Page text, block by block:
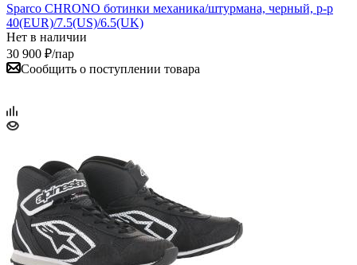
Sparco CHRONO ботинки механика/штурмана, черный, р-р
40(EUR)/7.5(US)/6.5(UK)
Нет в наличии
30 900 ₽/пар
Сообщить о поступлении товара